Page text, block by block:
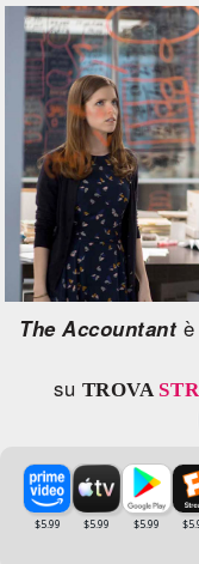
The Accountantè
su TROVA